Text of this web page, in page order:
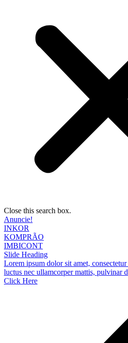
Close this search box.
Anuncie!
INKOR
KOMPRÃO
IMBICONT
Slide Heading
Lorem ipsum dolor sit amet,
luctus nec ullamcorper mattis, pulvinar
Click Here